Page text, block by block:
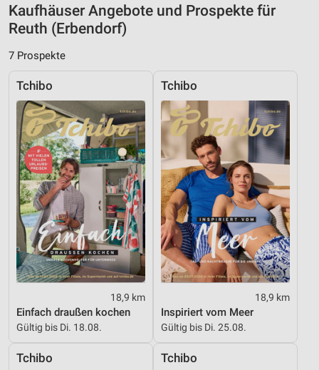
Kaufhäuser Angebote und Prospekte für
Reuth (Erbendorf)
7 Prospekte
Tchibo
18,9 km
Einfach draußen kochen
Gültig bis Di. 18.08.
Tchibo
18,9 km
Inspiriert vom Meer
Gültig bis Di. 25.08.
Tchibo Tchibo
Quellen
Entwicklung und Verbesserung der Angebote
Verwendung reduzierter Daten zur Auswahl von
IAB-Besonderheiten:
Verwendung genauer Standortdaten
Geräte anhand von aktiv angeforderten
Informationen identifizieren
Nicht-IAB-Verarbeitungszwecke:
Notwendig
Performance
Funktional